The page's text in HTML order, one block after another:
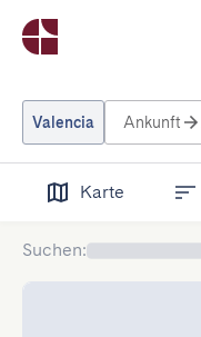
Valencia Ankunft
Karte
Suchen: